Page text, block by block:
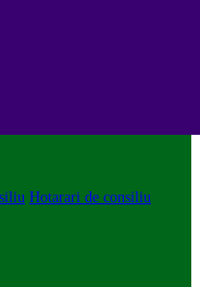
Hotarari de consiliu